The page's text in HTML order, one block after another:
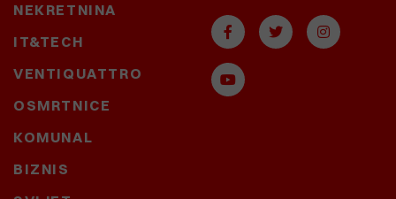
NEKRETNINA
IT&TECH
VENTIQUATTRO
OSMRTNICE
KOMUNAL
BIZNIS